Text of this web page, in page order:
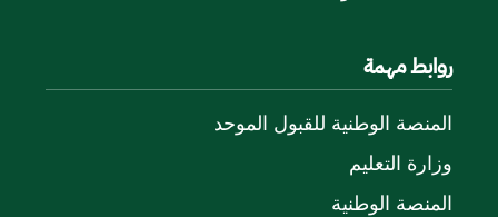
روابط مهمة
المنصة الوطنية للقبول الموحد
وزارة التعليم
المنصة الوطنية